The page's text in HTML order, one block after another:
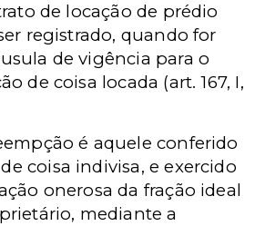
de locação de prédio
registrado, quando for
de vigência para o
de coisa locada (art. 167, I,
é aquele conferido
coisa indivisa, e exercido
onerosa da fração ideal
mediante a